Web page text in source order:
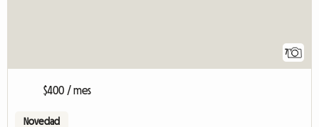
7
$400 / mes
Novedad